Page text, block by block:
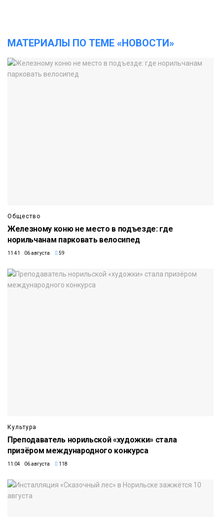
МАТЕРИАЛЫ ПО ТЕМЕ «НОВОСТИ»
Общество
Железному коню не место в подъезде: где
норильчанам парковать велосипед
11:41 06 августа 59
Культура
Преподаватель норильской «художки» стала
призёром международного конкурса
11:04 06 августа 118